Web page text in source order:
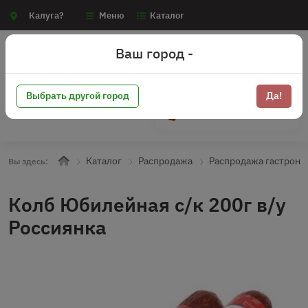
Калуга? Меню Каталог
Вы здесь: Каталог Распродажа Распродажа
Колб Юбилейная с/к 200г в/у
Россиянка
Ваш город -
Выбрать другой город Да!